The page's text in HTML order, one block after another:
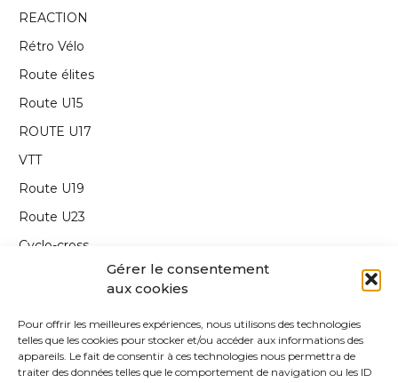
Gérer le consentement
aux cookies
Pour offrir les meilleures expériences, nous utilisons des technologies
telles que les cookies pour stocker et/ou accéder aux informations des
appareils. Le fait de consentir à ces technologies nous permettra de
traiter des données telles que le comportement de navigation ou les ID
REACTION
Rétro Vélo
Route élites
Route U15
ROUTE U17
VTT
Route U19
Route U23
Cyclo-cross
Annonce
Edito